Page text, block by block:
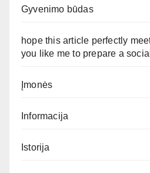
Gyvenimo būdas
hope this article perfectly
you like me to prepare a
Įmonės
Informacija
Istorija